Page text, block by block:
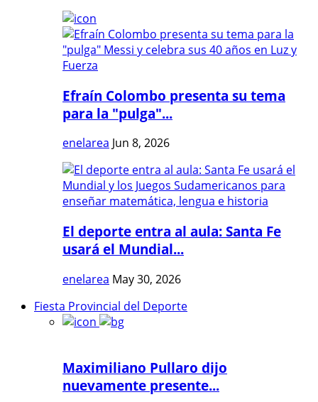
Efraín Colombo presenta su tema
para la "pulga"...
enelarea Jun 8, 2026
El deporte entra al aula: Santa Fe
usará el Mundial...
enelarea May 30, 2026
Fiesta Provincial del Deporte
Maximiliano Pullaro dijo
nuevamente presente...